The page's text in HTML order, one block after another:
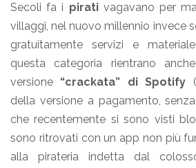
Secoli fa i pirativagavano per
villaggi, nel nuovo millennio invece
gratuitamente servizi e
questa categoria rientrano
versione “crackata” di Spotify
della versione a pagamento,
che recentemente si sono visti
sono ritrovati con un app non più
alla pirateria indetta dal